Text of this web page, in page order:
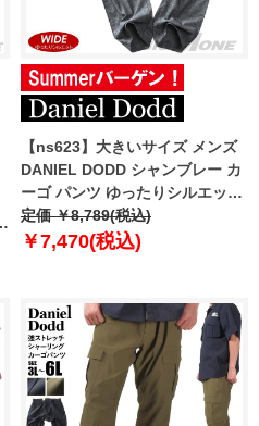
【ns623】大きいサイズ メンズ
DANIEL DODD シャンブレー カ
ーゴ パンツ ゆったりシルエット
830-d-259002w
定価 ￥8,789(税込)
￥7,470(税込)